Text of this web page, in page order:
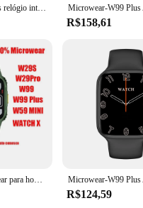
Microwear-W99 Plus relógio inteligente para homens e mulheres, amoled w99 plus, 1gb, 45mm, 2.0 '', os10 bússola, jogo nfc, chamada bluetooth, 1 a 2pcs
R$158,61
Smartwatch Microwear para homens e mulheres, X Smart Watch, 100% Microwear, W29S, W29 Pro, W99, W99 Plus
R$124,59